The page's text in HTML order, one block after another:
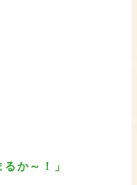
か～！」